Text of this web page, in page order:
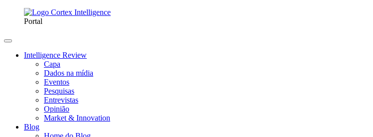
Portal
Intelligence Review
Capa
Dados na mídia
Eventos
Pesquisas
Entrevistas
Opinião
Market & Innovation
Blog